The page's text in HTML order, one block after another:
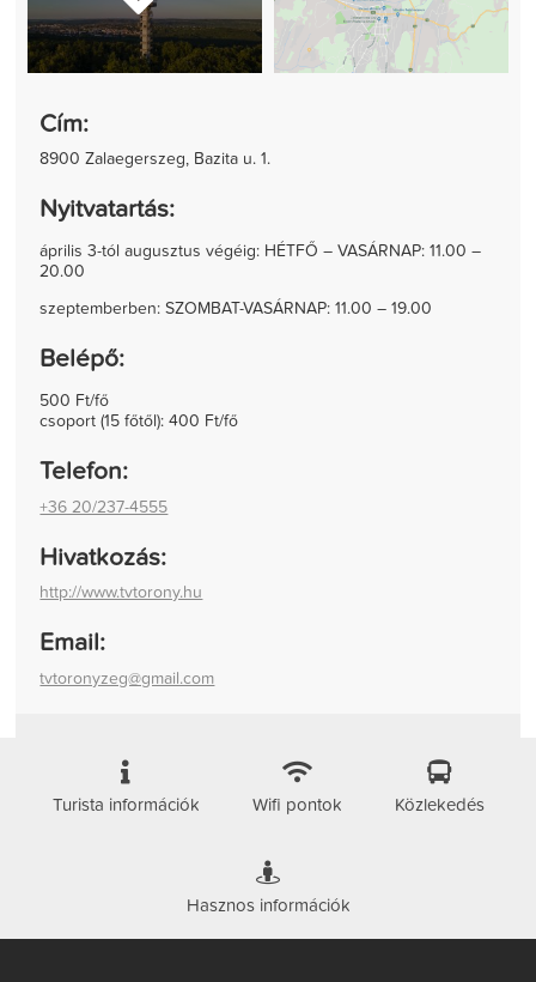
Cím:
8900 Zalaegerszeg, Bazita u. 1.
Nyitvatartás:
április 3-tól augusztus végéig: HÉTFŐ – VASÁRNAP: 11.00 –
20.00
szeptemberben: SZOMBAT-VASÁRNAP: 11.00 – 19.00
Belépő:
500 Ft/fő
csoport (15 főtől): 400 Ft/fő
Telefon:
+36 20/237-4555
Hivatkozás:
http://www.tvtorony.hu
Email:
tvtoronyzeg@gmail.com
Turista információk Wifi pontok Közlekedés
Hasznos információk